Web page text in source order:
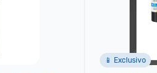
📱 Exclusivo